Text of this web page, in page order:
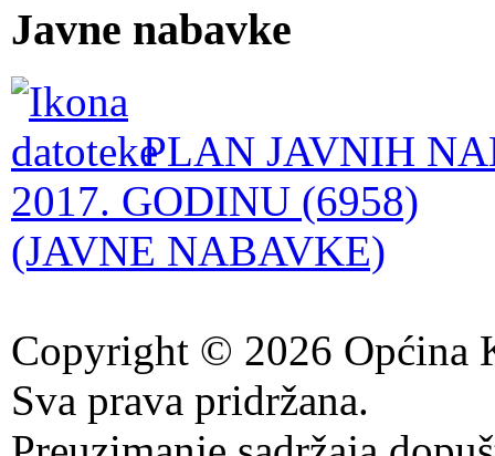
Javne nabavke
PLAN JAVNIH
2017. GODINU (6958)
(JAVNE NABAVKE)
Copyright © 2026 Općina
Sva prava pridržana.